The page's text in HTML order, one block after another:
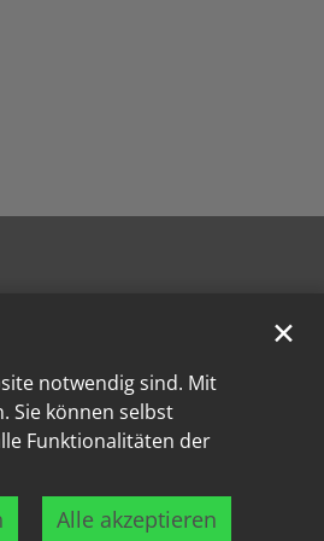
notwendig sind. Mit
Sie können selbst
Funktionalitäten der
Alle akzeptieren
✕